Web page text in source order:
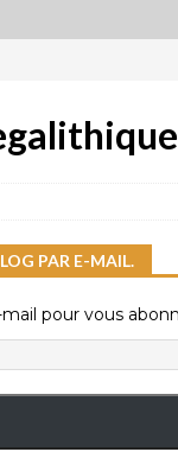
PAR E-MAIL.
mail pour vous